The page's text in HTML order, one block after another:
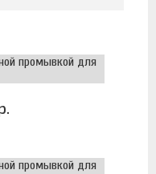
промывкой для
промывкой для